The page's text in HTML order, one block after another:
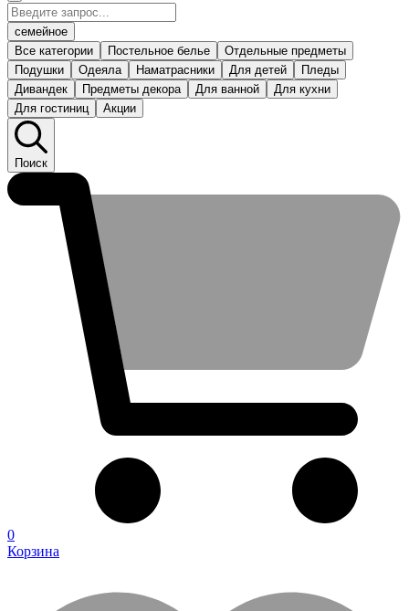
семейное
Все категории
Постельное белье
Отдельные предметы
Подушки
Одеяла Наматрасники Для детей
Пледы
Дивандек
Предметы декора Для ванной
Для кухни
Для гостиниц
Акции
Поиск
0
Корзина